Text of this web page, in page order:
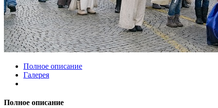
Полное описание
Галерея
Полное описание